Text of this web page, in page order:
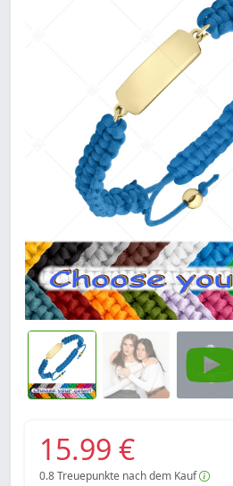
15.99 €
0.8Treuepunkte nach dem Kauf